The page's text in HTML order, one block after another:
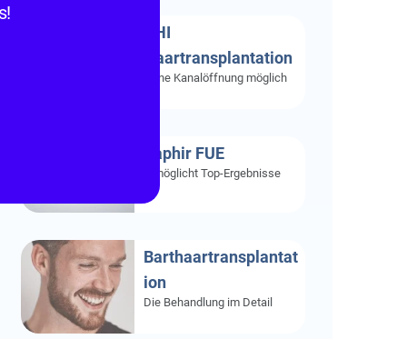
DHI
Haartransplantation
Ohne Kanalöffnung möglich
Saphir FUE
Ermöglicht Top-Ergebnisse
Barthaartransplantat
ion
Die Behandlung im Detail